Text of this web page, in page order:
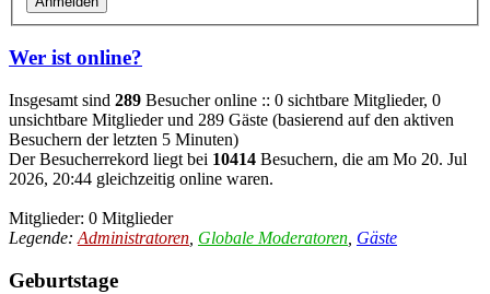
Wer ist online?
Insgesamt sind 289 Besucher online :: 0 sichtbare Mitglieder, 0
unsichtbare Mitglieder und 289 Gäste (basierend auf den aktiven
Besuchern der letzten 5 Minuten)
Der Besucherrekord liegt bei 10414 Besuchern, die am Mo 20. Jul
2026, 20:44 gleichzeitig online waren.
Mitglieder: 0 Mitglieder
Legende: Administratoren Globale Moderatoren Gäste
Geburtstage